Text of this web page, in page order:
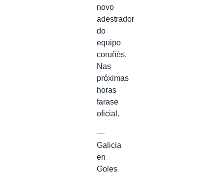
novo
adestrador
do
equipo
coruñés.
Nas
próximas
horas
farase
oficial.
—
Galicia
en
Goles